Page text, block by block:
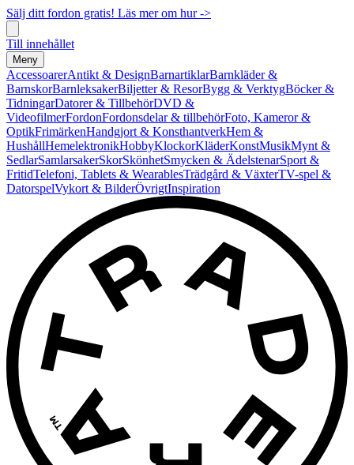
Sälj ditt fordon gratis! Läs mer om hur ->
Till innehållet
Meny
AccessoarerAntikt & DesignBarnartiklarBarnkläder &
BarnskorBarnleksakerBiljetter & ResorBygg & VerktygBöcker &
TidningarDatorer & TillbehörDVD &
VideofilmerFordonFordonsdelar & tillbehörFoto, Kameror &
OptikFrimärkenHandgjort & KonsthantverkHem &
HushållHemelektronikHobbyKlockorKläderKonstMusikMynt &
SedlarSamlarsakerSkorSkönhetSmycken & ÄdelstenarSport &
FritidTelefoni, Tablets & WearablesTrädgård & VäxterTV-spel &
DatorspelVykort & BilderÖvrigtInspiration